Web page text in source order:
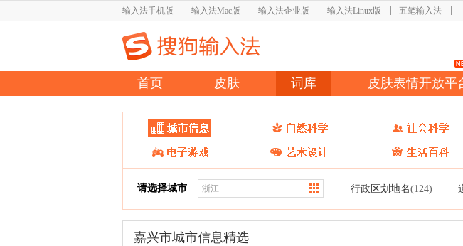
输入法手机版 输入法Mac版 输入法企业版 输入法Linux版 五笔输入法
首页 皮肤 词库 皮肤表情开放平
请选择城市 行政区划地名(124)
嘉兴市城市信息精选